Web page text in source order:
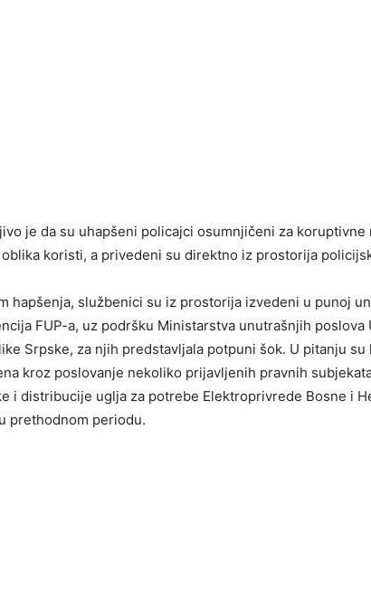
je da su uhapšeni policajci osumnjičeni za
koristi, a privedeni su direktno iz prostorija
hapšenja, službenici su iz prostorija izvedeni u punoj
FUP-a, uz podršku Ministarstva unutrašnjih poslova
Srpske, za njih predstavljala potpuni šok. U pitanju
kroz poslovanje nekoliko prijavljenih pravnih
i distribucije uglja za potrebe Elektroprivrede Bosne i
prethodnom periodu.